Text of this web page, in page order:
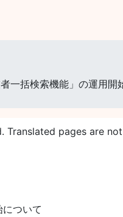
一括検索機能」の運用開
Translated pages are
について